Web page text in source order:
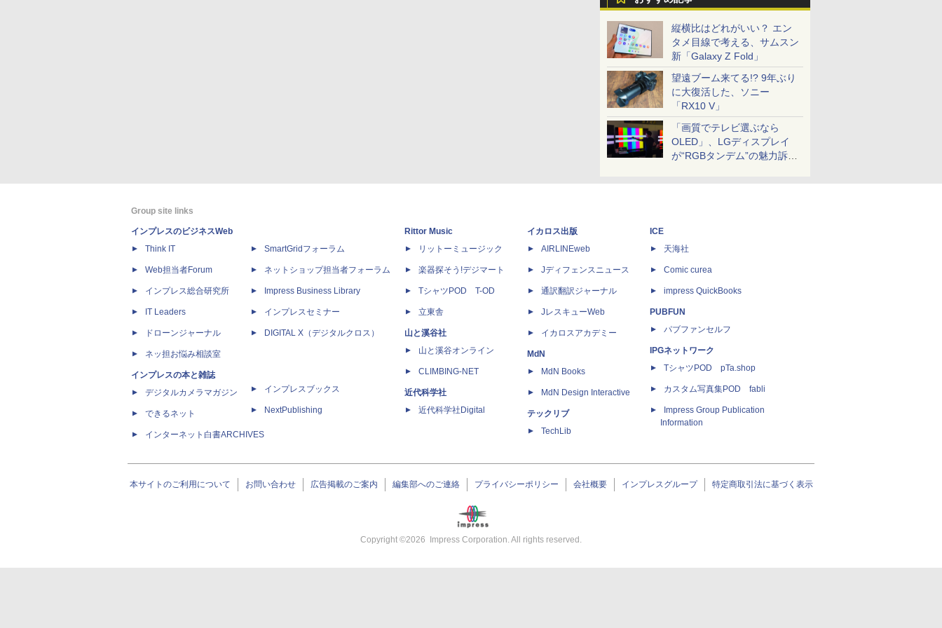
縦横比はどれがいい？ エン
タメ目線で考える、サムスン
新「Galaxy Z Fold」
望遠ブーム来てる!? 9年ぶり
に大復活した、ソニー
「RX10 V」
「画質でテレビ選ぶなら
OLED」、LGディスプレイ
が“RGBタンデム”の魅力訴
Group site links
インプレスのビジネスWeb
Think IT
Web担当者Forum
インプレス総合研究所
IT Leaders
ドローンジャーナル
ネッ担お悩み相談室
インプレスの本と雑誌
デジタルカメラマガジン
できるネット
インターネット白書ARCHIVES
SmartGridフォーラム
ネットショップ担当者フォーラム
Impress Business Library
インプレスセミナー
DIGITAL X（デジタルクロス）
インプレスブックス
NextPublishing
Rittor Music
リットーミュージック
楽器探そう!デジマート
TシャツPOD T-OD
立東舎
山と溪谷社
山と溪谷オンライン
CLIMBING-NET
近代科学社
近代科学社Digital
イカロス出版
AIRLINEweb
Jディフェンスニュース
通訳翻訳ジャーナル
JレスキューWeb
イカロスアカデミー
MdN
MdN Books
MdN Design Interactive
テックリブ
TechLib
ICE
天海社
Comic curea
impress QuickBooks
PUBFUN
パブファンセルフ
IPGネットワーク
TシャツPOD pTa.shop
カスタム写真集POD fabli
Impress Group Publication
Information
本サイトのご利用について お問い合わせ 広告掲載のご案内 編集部へのご連絡 プライバシーポリシー 会社概要 インプレスグループ 特定商取引法に基づく表示
Copyright ©2026 Impress Corporation. All rights reserved.